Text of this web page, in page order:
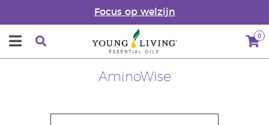
Focus op welzijn
0
AminoWise